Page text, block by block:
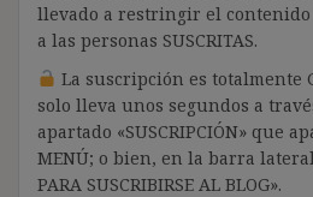
llevado a restringir el
a las personas SUSCRITAS.
La suscripción es totalmente
solo lleva unos segundos a
apartado «SUSCRIPCIÓN» que
MENÚ; o bien, en la barra
PARA SUSCRIBIRSE AL BLOG».